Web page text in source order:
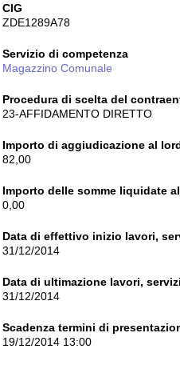
CIG
ZDE1289A78
Servizio di competenza
Magazzino Comunale
Procedura di scelta del
23-AFFIDAMENTO DIRETTO
Importo di aggiudicazione al
82,00
Importo delle somme liquidate
0,00
Data di effettivo inizio lavori,
31/12/2014
Data di ultimazione lavori,
31/12/2014
Scadenza termini di
19/12/2014 13:00